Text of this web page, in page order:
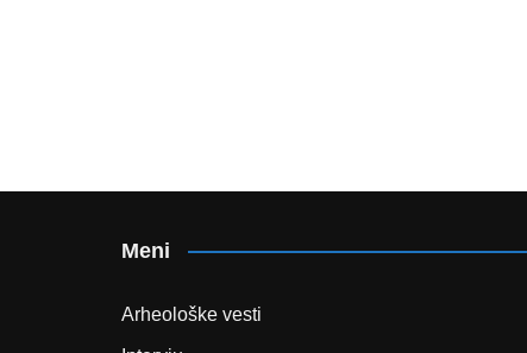
Meni
Arheološke vesti